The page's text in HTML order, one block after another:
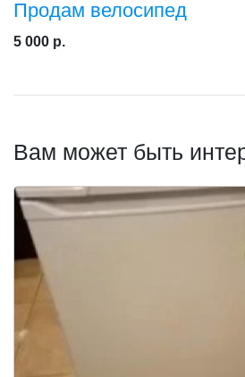
Продам велосипед
5 000 р.
Вам может быть